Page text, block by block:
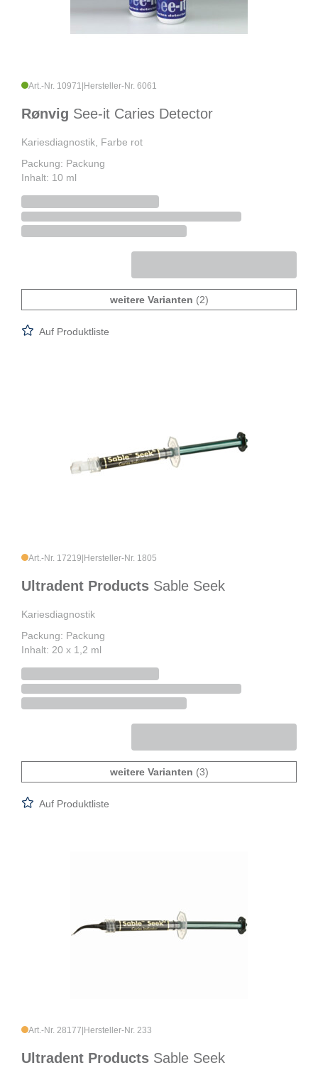
Art.-Nr. 10971 Hersteller-Nr. 6061
Rønvig See-it Caries Detector
Kariesdiagnostik, Farbe rot
Packung: Packung
Inhalt: 10 ml
weitere Varianten (2)
Auf Produktliste
Art.-Nr. 17219 Hersteller-Nr. 1805
Ultradent Products Sable Seek
Kariesdiagnostik
Packung: Packung
Inhalt: 20 x 1,2 ml
weitere Varianten (3)
Auf Produktliste
Art.-Nr. 28177 Hersteller-Nr. 233
Ultradent Products Sable Seek